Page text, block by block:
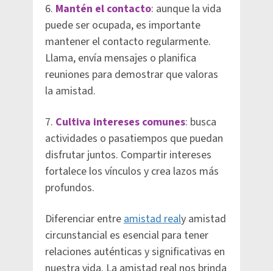
6. Mantén el contacto: aunque la vida
puede ser ocupada, es importante
mantener el contacto regularmente.
Llama, envía mensajes o planifica
reuniones para demostrar que valoras
la amistad.
7. Cultiva intereses comunes: busca
actividades o pasatiempos que puedan
disfrutar juntos. Compartir intereses
fortalece los vínculos y crea lazos más
profundos.
Diferenciar entre amistad realy amistad
circunstancial es esencial para tener
relaciones auténticas y significativas en